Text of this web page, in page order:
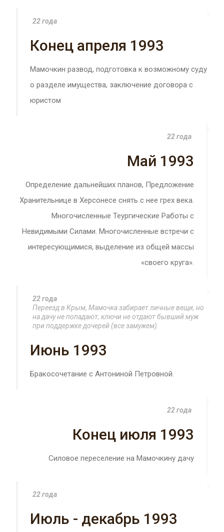
22 года
Конец апреля 1993
Мамочкин развод, подготовка к возможному суду
о разделе имущества, заключение договора с
юристом
22 года
Май 1993
Определение дальнейших планов, Предложение
Хранительнице в Херсонесе снять с нее грех века.
Многочисленные Теургические Работы с
Невидимыми Силами. Многочисленные встречи с
интересующимися, выделение из общей массы
«своего круга».
22 года
Переезд в Крым, Мамочка забирает личные вещи, но
на дачу не попадают, ключи не отдают бывший муж
при поддержке дочерей (все замужем).
Июнь 1993
Бракосочетание с Антониной Петровной.
22 года
Конец июля 1993
Силовое переселение на Мамочкину дачу
22 года
Июль - декабрь 1993